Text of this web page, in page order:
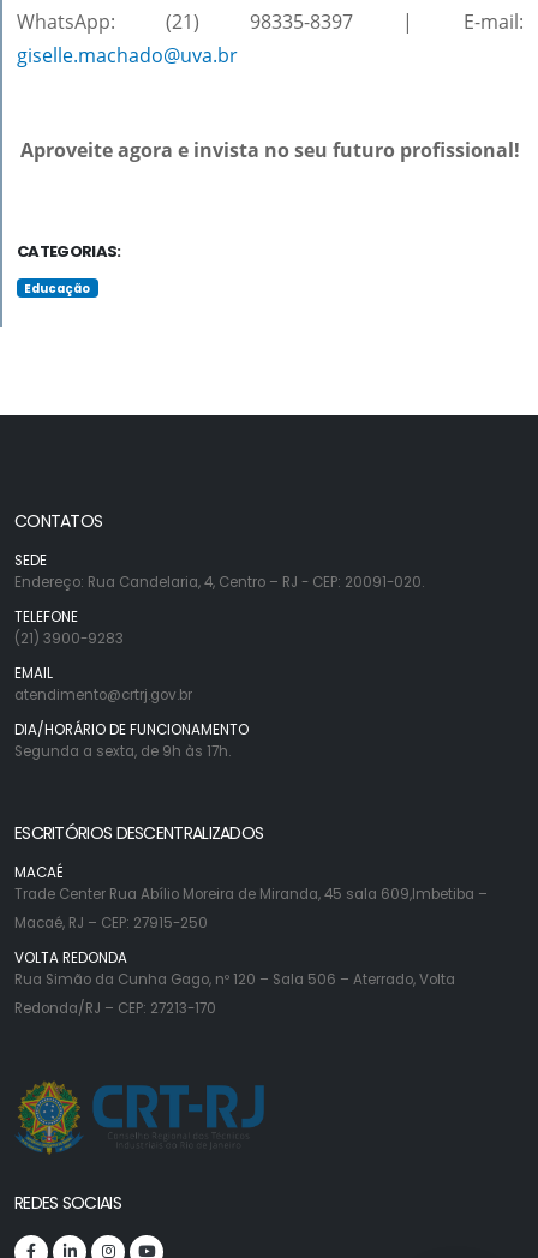
WhatsApp: (21) 98335-8397 | E-mail:
giselle.machado@uva.br
Aproveite agora e invista no seu futuro profissional!
CATEGORIAS:
Educação
CONTATOS
SEDE
Endereço: Rua Candelaria, 4, Centro – RJ - CEP: 20091-020.
TELEFONE
(21) 3900-9283
EMAIL
atendimento@crtrj.gov.br
DIA/HORÁRIO DE FUNCIONAMENTO
Segunda a sexta, de 9h às 17h.
ESCRITÓRIOS DESCENTRALIZADOS
MACAÉ
Trade Center Rua Abílio Moreira de Miranda, 45 sala 609,Imbetiba –
Macaé, RJ – CEP: 27915-250
VOLTA REDONDA
Rua Simão da Cunha Gago, nº 120 – Sala 506 – Aterrado, Volta
Redonda/RJ – CEP: 27213-170
REDES SOCIAIS